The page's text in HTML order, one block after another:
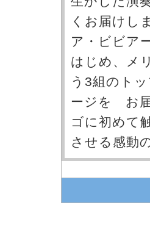
くお届けし
ア・ビビア
はじめ、メ
う3組のト
ージを お
ゴに初めて
させる感動